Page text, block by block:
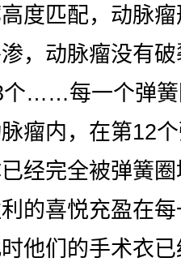
度匹配，动脉
，动脉瘤没有
个……每一个弹
瘤内，在第12
经完全被弹簧
的喜悦充盈在
他们的手术衣